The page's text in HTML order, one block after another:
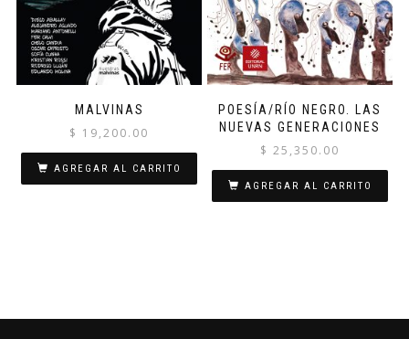
MALVINAS
$ 19,200.00
AGREGAR AL CARRITO
POESÍA/RÍO NEGRO. LAS
NUEVAS GENERACIONES
$ 25,350.00
AGREGAR AL CARRITO